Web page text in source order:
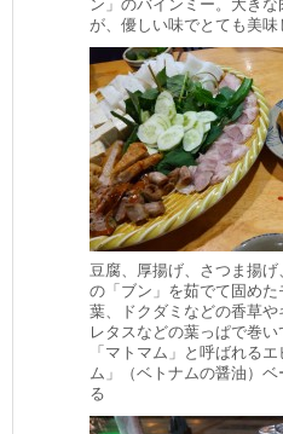
ン」のバインミー。大き
が、優しい味でとても美味
豆腐、厚揚げ、さつま揚
の「ブン」を茹でて固め
葉、ドクダミなどの香草
レタスなどの葉っぱで巻い
「マトマム」と呼ばれる
ム」（ベトナムの醤油）
る